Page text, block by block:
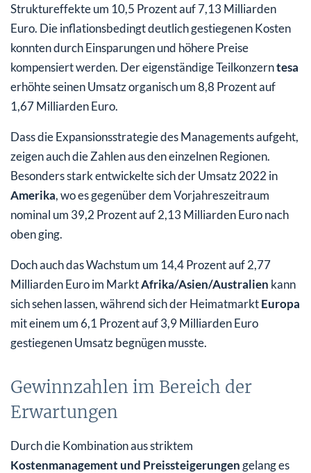
Struktureffekte um 10,5 Prozent auf 7,13 Milliarden
Euro. Die inflationsbedingt deutlich gestiegenen Kosten
konnten durch Einsparungen und höhere Preise
kompensiert werden. Der eigenständige Teilkonzerntesa
erhöhte seinen Umsatz organisch um 8,8 Prozent auf
1,67 Milliarden Euro.
Dass die Expansionsstrategie des Managements aufgeht,
zeigen auch die Zahlen aus den einzelnen Regionen.
Besonders stark entwickelte sich der Umsatz 2022 in
Amerika, wo es gegenüber dem Vorjahreszeitraum
nominal um 39,2 Prozent auf 2,13 Milliarden Euro nach
oben ging.
Doch auch das Wachstum um 14,4 Prozent auf 2,77
Milliarden Euro im MarktAfrika/Asien/Australien kann
sich sehen lassen, während sich der HeimatmarktEuropa
mit einem um 6,1 Prozent auf 3,9 Milliarden Euro
gestiegenen Umsatz begnügen musste.
Gewinnzahlen im Bereich der
Erwartungen
Durch die Kombination aus striktem
Kostenmanagement und Preissteigerungen gelang es